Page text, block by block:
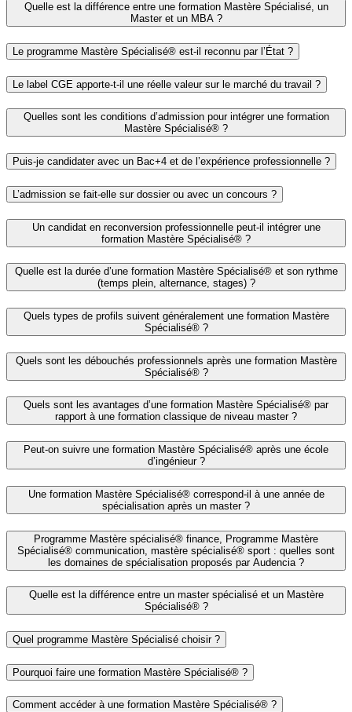
Quelle est la différence entre une formation Mastère Spécialisé, un
Master et un MBA ?
Le programme Mastère Spécialisé® est-il reconnu par l’État ?
Le label CGE apporte-t-il une réelle valeur sur le marché du travail ?
Quelles sont les conditions d’admission pour intégrer une formation
Mastère Spécialisé® ?
Puis-je candidater avec un Bac+4 et de l’expérience professionnelle ?
L’admission se fait-elle sur dossier ou avec un concours ?
Un candidat en reconversion professionnelle peut-il intégrer une
formation Mastère Spécialisé® ?
Quelle est la durée d’une formation Mastère Spécialisé® et son rythme
(temps plein, alternance, stages) ?
Quels types de profils suivent généralement une formation Mastère
Spécialisé® ?
Quels sont les débouchés professionnels après une formation Mastère
Spécialisé® ?
Quels sont les avantages d’une formation Mastère Spécialisé® par
rapport à une formation classique de niveau master ?
Peut-on suivre une formation Mastère Spécialisé® après une école
d’ingénieur ?
Une formation Mastère Spécialisé® correspond-il à une année de
spécialisation après un master ?
Programme Mastère spécialisé® finance, Programme Mastère
Spécialisé® communication, mastère spécialisé® sport : quelles sont
les domaines de spécialisation proposés par Audencia ?
Quelle est la différence entre un master spécialisé et un Mastère
Spécialisé® ?
Quel programme Mastère Spécialisé choisir ?
Pourquoi faire une formation Mastère Spécialisé® ?
Comment accéder à une formation Mastère Spécialisé® ?